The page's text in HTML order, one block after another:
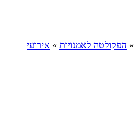
» הפקולטה לאמנויות » אירועי